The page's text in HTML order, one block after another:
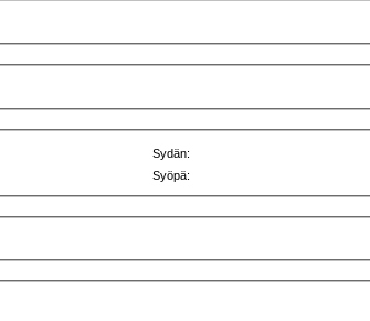
Sydän:
Syöpä: